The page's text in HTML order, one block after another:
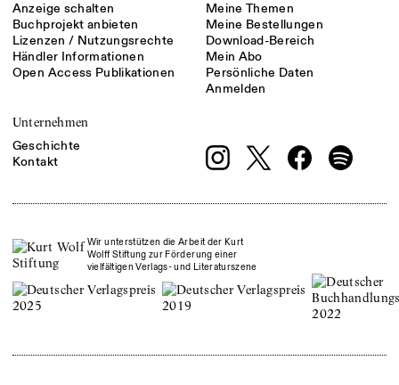
Anzeige schalten
Buchprojekt anbieten
Lizenzen / Nutzungsrechte
Händler Informationen
Open Access Publikationen
Meine Themen
Meine Bestellungen
Download-Bereich
Mein Abo
Persönliche Daten
Anmelden
Unternehmen
Geschichte
Kontakt
Wir unterstützen die Arbeit der Kurt
Wolff Stiftung zur Förderung einer
vielfältigen Verlags- und Literaturszene